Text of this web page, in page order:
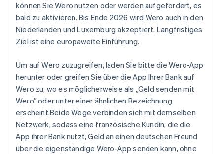
können Sie Wero nutzen oder werden aufgefordert, es
bald zu aktivieren. Bis Ende 2026 wird Wero auch in den
Niederlanden und Luxemburg akzeptiert. Langfristiges
Ziel ist eine europaweite Einführung.
Um auf Wero zuzugreifen, laden Sie bitte die Wero-App
herunter oder greifen Sie über die App Ihrer Bank auf
Wero zu, wo es möglicherweise als „Geld senden mit
Wero” oder unter einer ähnlichen Bezeichnung
erscheint.Beide Wege verbinden sich mit demselben
Netzwerk, sodass eine französische Kundin, die die
App ihrer Bank nutzt, Geld an einen deutschen Freund
über die eigenständige Wero-App senden kann, ohne